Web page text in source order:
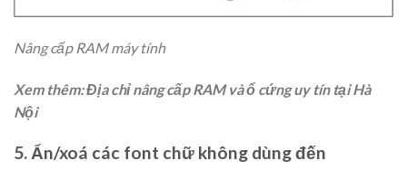
Nâng cấp RAM máy tính
Xem thêm: Địa chỉ nâng cấp RAM và ổ cứng uy tín tại Hà
Nội
5. Ẩn/xoá các font chữ không dùng đến